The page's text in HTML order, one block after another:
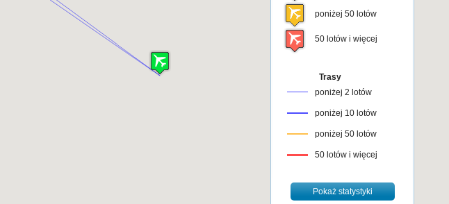
poniżej 50 lotów
50 lotów i więcej
Trasy
poniżej 2 lotów
poniżej 10 lotów
poniżej 50 lotów
50 lotów i więcej
Pokaż statystyki